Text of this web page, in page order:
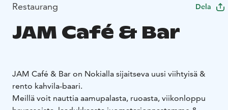
Restaurang Dela
JAM Café & Bar
JAM Café & Bar on Nokialla sijaitseva uusi viihtyisä &
rento kahvila-baari.
Meillä voit nauttia aamupalasta, ruoasta, viikonloppu